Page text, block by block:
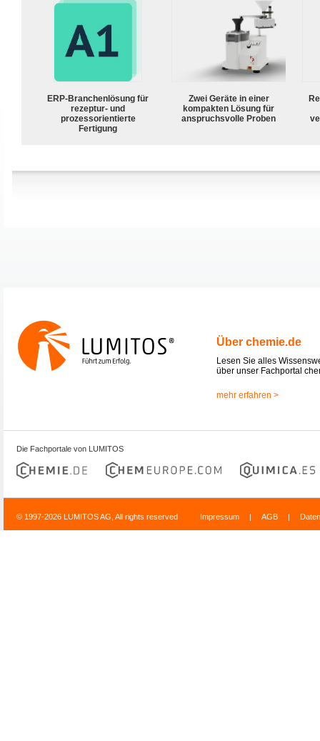
ERP-Branchenlösung für
rezeptur- und
prozessorientierte
Fertigung
Zwei Geräte in einer
kompakten Lösung für
anspruchsvolle Proben
Über chemie.de
Lesen Sie alles
über unser Fachportal
mehr erfahren >
Die Fachportale von LUMITOS
© 1997-2026 LUMITOS AG, All rights reserved Impressum | AGB |